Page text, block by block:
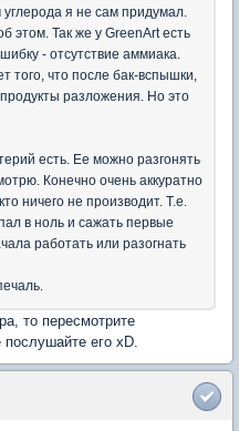
я не сам придумал.
этом. Так же у GreenArt есть
- отсутствие аммиака.
того, что после бак-вспышки,
разложения. Но это
есть. Ее можно разгонять
Конечно очень аккуратно
ничего не производит. Т.е.
в ноль и сажать первые
работать или разогнать
то пересмотрите
его хD.